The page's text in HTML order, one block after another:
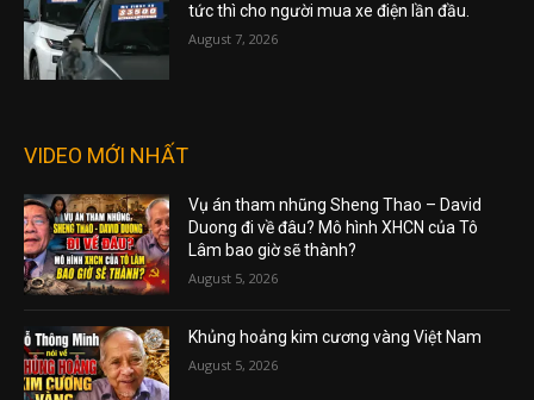
tức thì cho người mua xe điện lần đầu.
August 7, 2026
VIDEO MỚI NHẤT
Vụ án tham nhũng Sheng Thao – David
Duong đi về đâu? Mô hình XHCN của Tô
Lâm bao giờ sẽ thành?
August 5, 2026
Khủng hoảng kim cương vàng Việt Nam
August 5, 2026